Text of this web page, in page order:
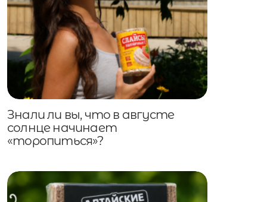
Знали ли вы, что в августе
солнце начинает
«торопиться»?